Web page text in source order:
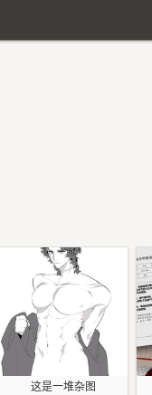
这是一堆杂图